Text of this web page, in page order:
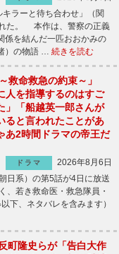
ラーと待ち合わせ」（関
た。 本作は、警察の正義
係を結んだ一匹おおかみの
）の物語 … 続きを読む
救命救急の約束～」
人を指導するのはすご
」「船越英一郎さんが
ると言われたことがあ
あ2時間ドラマの帝王だ
ドラマ
2026年8月6日
日系）の第5話が4日に放送
若き救命医・救急隊員・
下、ネタバレを含みます）
町隆史らが「告白大作